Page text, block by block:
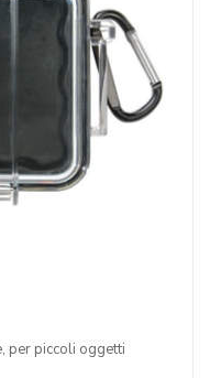
per piccoli oggetti